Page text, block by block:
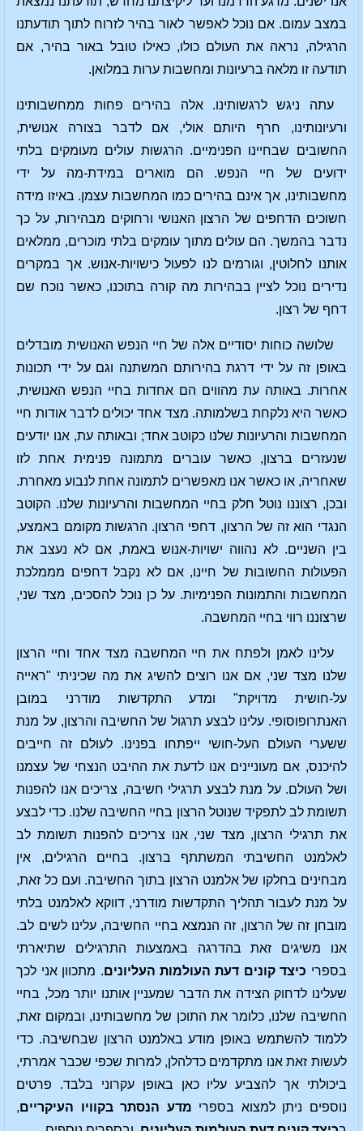
במצב עמום. אם נוכל לאפשר לאור בהיר לזרוח לתוך תודעתנו
הרגילה, נראה את העולם כולו, כאילו טובל באור בהיר, אם
תודעה זו מלאה ברעיונות ומחשבות ערות במלואן.
עתה ניגש לרגשותינו. אלה בהירים פחות ממחשבותינו
ורעיונותינו, חרף היותם אולי, אם לדבר בצורה אנושית,
החשובים שבחיינו הפנימיים. הרגשות עולים מעומקים בלתי
ידועים של חיי הנפש. הם מוארים במידת-מה על ידי
מחשבותינו, אך אינם בהירים כמו המחשבות עצמן. באיזו מידה
חשוכים הדחפים של הרצון האנושי ורחוקים מבהירות, על כך
נדבר בהמשך. הם עולים מתוך עומקים בלתי מוכרים, ממלאים
אותנו לחלוטין, וגורמים לנו לפעול כישויות-אנוש. אך במקרים
נדירים נוכל לציין בבהירות מה קורה בתוכנו, כאשר נוכח שם
דחף של רצון.
שלושה כוחות יסודיים אלה של חיי הנפש האנושית מובדלים
באופן זה על ידי דרגת בהירותם המשתנה וגם על ידי תכונות
אחרות. באותה עת מהווים הם אחדות בחיי הנפש האנושית,
כאשר היא נלקחת בשלמותה. מצד אחד יכולים לדבר אודות חיי
המחשבות והרעיונות שלנו כקוטב אחד; ובאותה עת, אנו יודעים
שנעזרים ברצון, כאשר עוברים מתמונה פנימית אחת לזו
שאחריה, או כאשר אנו מאפשרים לתמונה אחת לנבוע מאחרת.
ובכן, רצוננו נוטל חלק בחיי המחשבות והרעיונות שלנו. הקוטב
הנגדי הוא זה של הרצון, דחפי הרצון. הרגשות מקומם באמצע,
בין השניים. לא נהווה ישויות-אנוש באמת, אם לא נעצב את
הפעולות החשובות של חיינו, אם לא נקבל דחפים מממלכת
המחשבות והתמונות הפנימיות. על כן נוכל להסכים, מצד שני,
שרצוננו רווי בחיי המחשבה.
עלינו לאמן ולפתח את חיי המחשבה מצד אחד וחיי הרצון
שלנו מצד שני, אם אנו רוצים להשיג את מה שכיניתי "ראייה
על-חושית מדויקת" ומדע התקדשות מודרני במובן
האנתרופוסופי. עלינו לבצע תרגול של החשיבה והרצון, על מנת
ששערי העולם העל-חושי ייפתחו בפנינו. לעולם זה חייבים
להיכנס, אם מעוניינים אנו לדעת את ההיבט הנצחי של עצמנו
ושל העולם. על מנת לבצע תרגילי חשיבה, צריכים אנו להפנות
תשומת לב לתפקיד שנוטל הרצון בחיי החשיבה שלנו. כדי לבצע
את תרגילי הרצון, מצד שני, אנו צריכים להפנות תשומת לב
לאלמנט החשיבתי המשתתף ברצון. בחיים הרגילים, אין
מבחינים בחלקו של אלמנט הרצון בתוך החשיבה. ועם כל זאת,
על מנת לעבור תהליך התקדשות מודרני, דווקא לאלמנט בלתי
מובחן זה של הרצון, זה הנמצא בחיי החשיבה, עלינו לשים לב.
אנו משיגים זאת בהדרגה באמצעות התרגילים שתיארתי
בספרי כיצד קונים דעת העולמות העליונים. מתכוון אני לכך
שעלינו לדחוק הצידה את הדבר שמעניין אותנו יותר מכל, בחיי
החשיבה שלנו, כלומר את התוכן של מחשבותינו, ובמקום זאת,
ללמוד להשתמש באופן מודע באלמנט הרצון שבחשיבה. כדי
לעשות זאת אנו מתקדמים כדלהלן, למרות שכפי שכבר אמרתי,
ביכולתי אך להצביע עליו כאן באופן עקרוני בלבד. פרטים
נוספים ניתן למצוא בספרי מדע הנסתר בקוויו העיקריים,